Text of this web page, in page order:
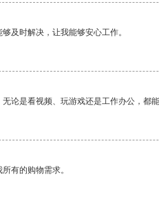
及时解决，让我能够安心工作。
论是看视频、玩游戏还是工作办公，都
有的购物需求。